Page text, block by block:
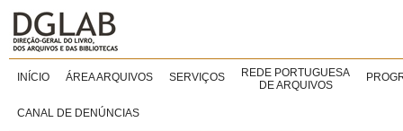
INÍCIO ÁREA ARQUIVOS SERVIÇOS
REDE PORTUGUESA
DE ARQUIVOS
CANAL DE DENÚNCIAS